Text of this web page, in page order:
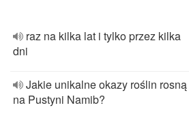
raz na kilka lat i tylko przez kilka
dni
Jakie unikalne okazy roślin rosną
na Pustyni Namib?